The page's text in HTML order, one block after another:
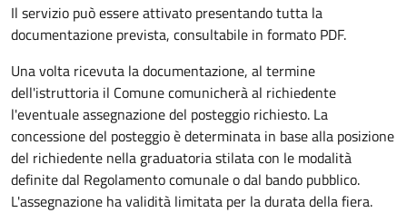
Il servizio può essere attivato presentando tutta la
documentazione prevista, consultabile in formato PDF.
Una volta ricevuta la documentazione, al termine
dell'istruttoria il Comune comunicherà al richiedente
l'eventuale assegnazione del posteggio richiesto. La
concessione del posteggio è determinata in base alla posizione
del richiedente nella graduatoria stilata con le modalità
definite dal Regolamento comunale o dal bando pubblico.
L'assegnazione ha validità limitata per la durata della fiera.